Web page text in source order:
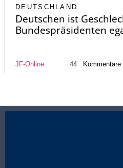
DEUTSCHLAND
Deutschen ist
Bundespräsidenten
JF-Online 44